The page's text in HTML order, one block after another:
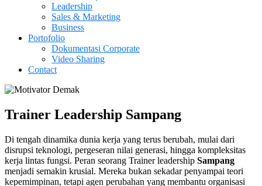
Leadership
Sales & Marketing
Business
Portofolio
Dokumentasi Corporate
Video Sharing
Contact
Trainer Leadership Sampang
Di tengah dinamika dunia kerja yang terus berubah, mulai dari
disrupsi teknologi, pergeseran nilai generasi, hingga kompleksitas
kerja lintas fungsi. Peran seorang Trainer leadership Sampang
menjadi semakin krusial. Mereka bukan sekadar penyampai teori
kepemimpinan, tetapi agen perubahan yang membantu organisasi